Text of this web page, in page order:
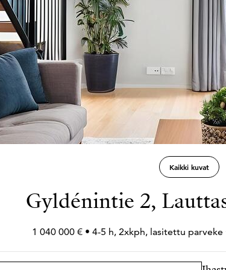
Kaikki kuvat
Gyldénintie 2,
1 040 000 € • 4-5 h, 2xkph, lasitettu parveke